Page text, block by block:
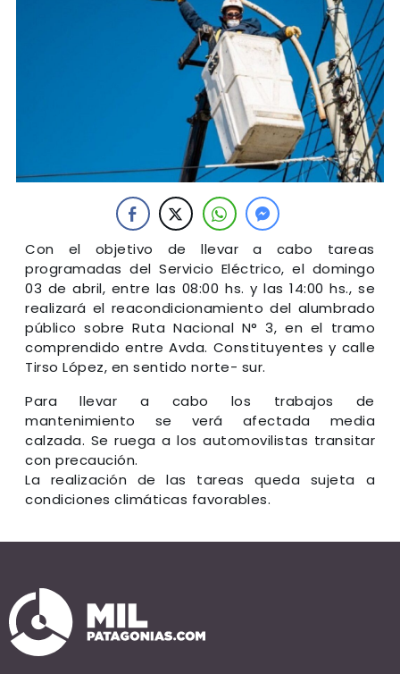
Con el objetivo de llevar a cabo tareas
programadas del Servicio Eléctrico, el domingo
03 de abril, entre las 08:00 hs. y las 14:00 hs., se
realizará el reacondicionamiento del alumbrado
público sobre Ruta Nacional N° 3, en el tramo
comprendido entre Avda. Constituyentes y calle
Tirso López, en sentido norte- sur.
Para llevar a cabo los trabajos de
mantenimiento se verá afectada media
calzada. Se ruega a los automovilistas transitar
con precaución.
La realización de las tareas queda sujeta a
condiciones climáticas favorables.